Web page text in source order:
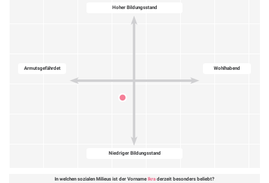
Hoher Bildungsstand
Wohlhabend
Niedriger Bildungsstand
Armutsgefährdet
In welchen sozialen Milieus ist der Vorname Ikra derzeit besonders beliebt?